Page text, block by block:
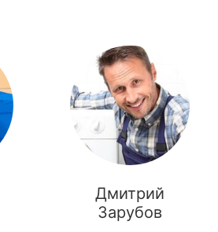
Дмитрий
Зарубов